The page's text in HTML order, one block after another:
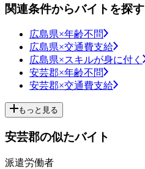
関連条件からバイトを探す
広島県×年齢不問
広島県×交通費支給
広島県×スキルが身に付く
安芸郡×年齢不問
安芸郡×交通費支給
もっと見る
安芸郡の似たバイト
派遣労働者